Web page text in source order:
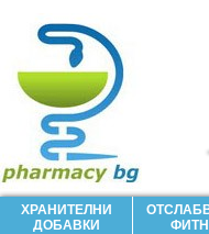
ХРАНИТЕЛНИ
ДОБАВКИ